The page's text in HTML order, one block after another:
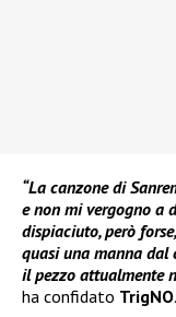
“La canzone di
e non mi vergogno a
dispiaciuto, però
quasi una manna dal
il pezzo attualmente
ha confidato TrigNO.